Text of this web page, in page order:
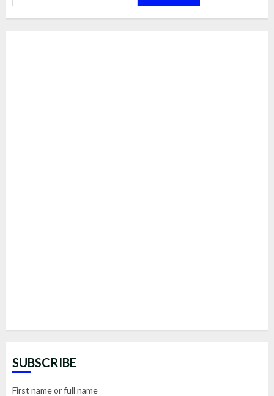
SUBSCRIBE
First name or full name